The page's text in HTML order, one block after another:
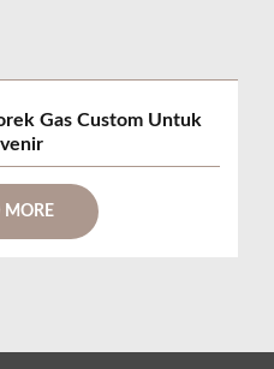
Gas Custom Untuk
MORE